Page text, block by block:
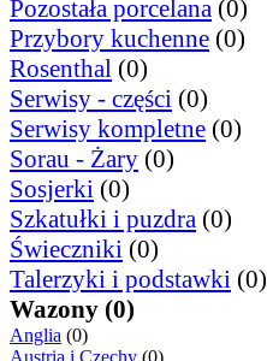
Pozostała porcelana (0)
Przybory kuchenne (0)
Rosenthal (0)
Serwisy - części (0)
Serwisy kompletne (0)
Sorau - Żary (0)
Sosjerki (0)
Szkatułki i puzdra (0)
Świeczniki (0)
Talerzyki i podstawki (0)
Wazony (0)
Anglia (0)
Austria i Czechy (0)